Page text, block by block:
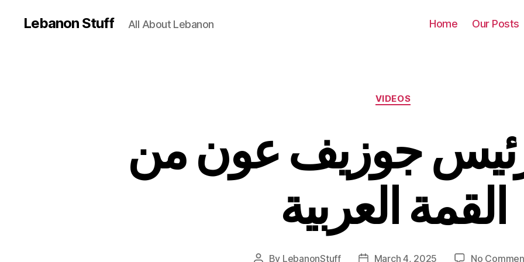
Lebanon Stuff All About Lebanon Home Our Posts
Categories
VIDEOS
جوزيف عون من
القمة العربية
Post
By LebanonStuff
PostMarch 4, 2025 No